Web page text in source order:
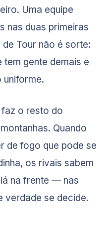
Uma equipe
nas duas primeiras
Tour não é sorte:
gente demais e
uniforme.
o resto do
Quando
de fogo que pode se
os rivais sabem
na frente — nas
verdade se decide.